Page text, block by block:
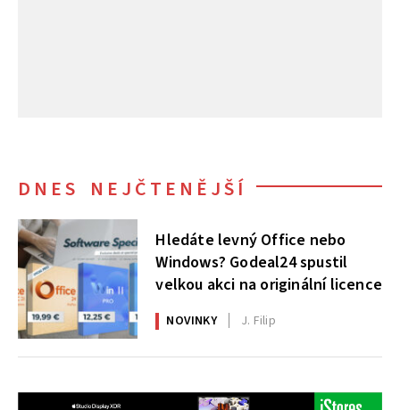
DNES NEJČTENĚJŠÍ
Hledáte levný Office nebo
Windows? Godeal24 spustil
velkou akci na originální licence
NOVINKY J. Filip